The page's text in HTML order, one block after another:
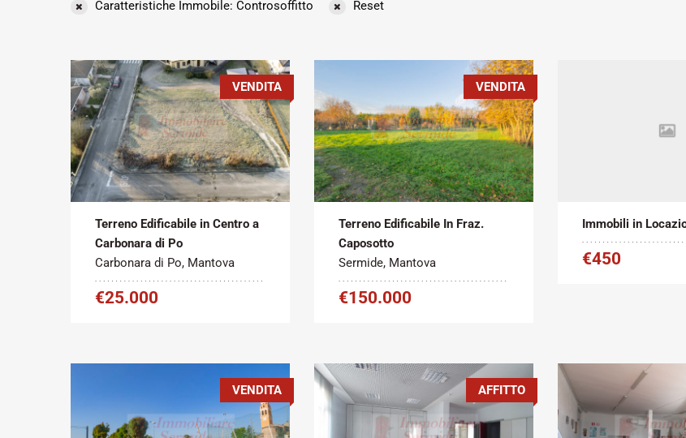
Caratteristiche Immobile: Controsoffitto Reset
Tipo
contratto:
Vendita
Metratura
Commerciale:
830 m
2
VENDITA
Terreno Edificabile in Centro a
Carbonara di Po
Carbonara di Po, Mantova
€25.000
Tipo
contratto:
Vendita
Metratura
Commerciale:
3852 m2
VENDITA
Terreno Edificabile In Fraz.
Caposotto
Sermide, Mantova
€150.000
Immobili in
€450
VENDITA AFFITTO